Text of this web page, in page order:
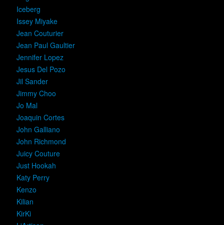
Iceberg
Issey Miyake
Jean Couturier
Jean Paul Gaultier
Jennifer Lopez
Jesus Del Pozo
Jil Sander
Jimmy Choo
Jo Mal
Joaquin Cortes
John Galliano
John Richmond
Juicy Couture
Just Hookah
Katy Perry
Kenzo
Kilian
KirKi